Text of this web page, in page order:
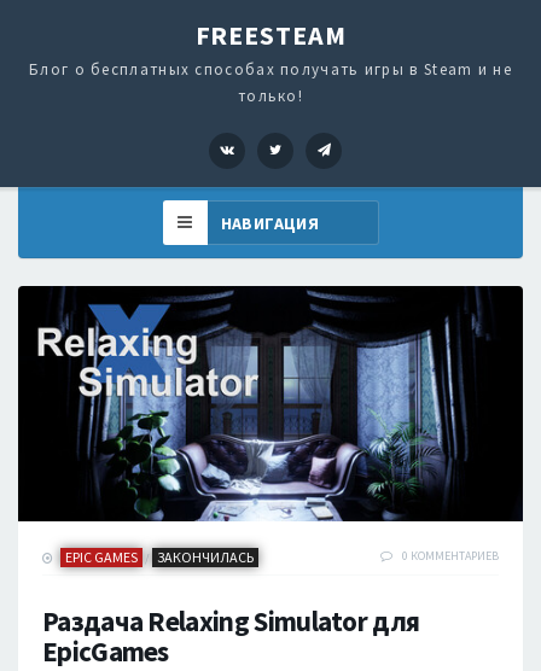
FREESTEAM
Блог о бесплатных способах получать игры в Steam и не
только!
VK Twitter
EPIC GAMES / ЗАКОНЧИЛАСЬ 0 КОММЕНТАРИЕВ
Раздача Relaxing Simulator для
EpicGames